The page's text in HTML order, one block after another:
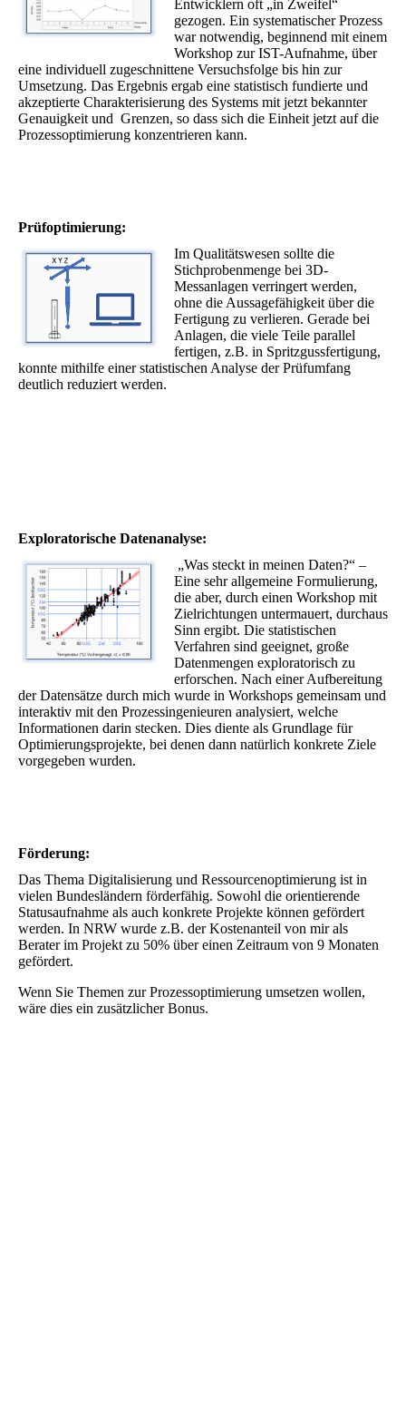
Entwicklern oft „in Zweifel“
gezogen. Ein systematischer Prozess
war notwendig, beginnend mit einem
Workshop zur IST-Aufnahme, über
eine individuell zugeschnittene Versuchsfolge bis hin zur
Umsetzung. Das Ergebnis ergab eine statistisch fundierte und
akzeptierte Charakterisierung des Systems mit jetzt bekannter
Genauigkeit und Grenzen, so dass sich die Einheit jetzt auf die
Prozessoptimierung konzentrieren kann.
Prüfoptimierung:
Im Qualitätswesen sollte die
Stichprobenmenge bei 3D-
Messanlagen verringert werden,
ohne die Aussagefähigkeit über die
Fertigung zu verlieren. Gerade bei
Anlagen, die viele Teile parallel
fertigen, z.B. in Spritzgussfertigung,
konnte mithilfe einer statistischen Analyse der Prüfumfang
deutlich reduziert werden.
Exploratorische Datenanalyse:
„Was steckt in meinen Daten?“ –
Eine sehr allgemeine Formulierung,
die aber, durch einen Workshop mit
Zielrichtungen untermauert, durchaus
Sinn ergibt. Die statistischen
Verfahren sind geeignet, große
Datenmengen exploratorisch zu
erforschen. Nach einer Aufbereitung
der Datensätze durch mich wurde in Workshops gemeinsam und
interaktiv mit den Prozessingenieuren analysiert, welche
Informationen darin stecken. Dies diente als Grundlage für
Optimierungsprojekte, bei denen dann natürlich konkrete Ziele
vorgegeben wurden.
Förderung:
Das Thema Digitalisierung und Ressourcenoptimierung ist in
vielen Bundesländern förderfähig. Sowohl die orientierende
Statusaufnahme als auch konkrete Projekte können gefördert
werden. In NRW wurde z.B. der Kostenanteil von mir als
Berater im Projekt zu 50% über einen Zeitraum von 9 Monaten
gefördert.
Wenn Sie Themen zur Prozessoptimierung umsetzen wollen,
wäre dies ein zusätzlicher Bonus.